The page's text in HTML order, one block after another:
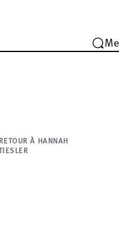
RETOUR À HANNAH